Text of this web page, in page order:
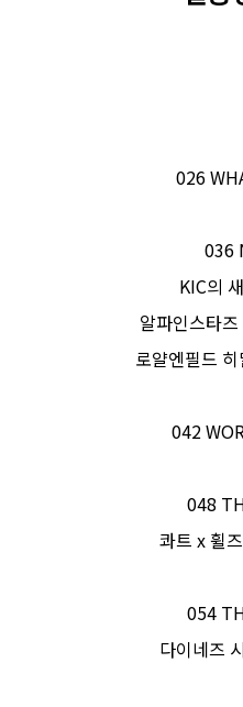
026
036
KIC의
알파인스타
로얄엔필드
042
048
콰트 x 휠
054
다이네즈